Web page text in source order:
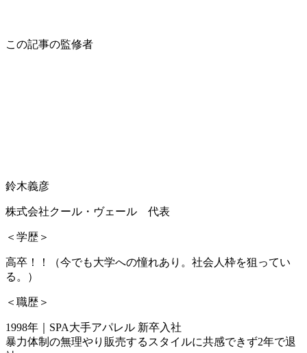
この記事の監修者
鈴木義彦
株式会社クール・ヴェール 代表
＜学歴＞
高卒！！（今でも大学への憧れあり。社会人枠を狙ってい
る。）
＜職歴＞
1998年｜SPA大手アパレル 新卒入社
暴力体制の無理やり販売するスタイルに共感できず2年で退